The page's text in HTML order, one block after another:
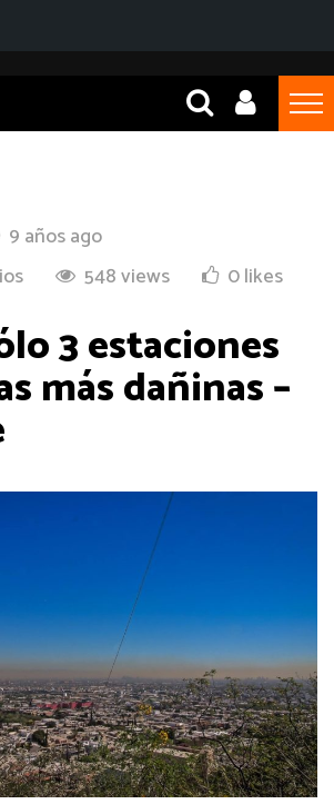
9 años ago
548 views 0 likes
3 estaciones
más dañinas –